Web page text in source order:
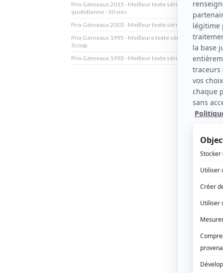
Prix Gémeaux 2015 - Meilleur texte série dramatique
quotidienne - 30 vies
Prix Gémeaux 2003 - Meilleur texte série dramatique -
Prix Gémeaux 1995 - Meilleure texte série dramatique -
Scoop
Prix Gémeaux 1993 - Meilleur texte série dramatique -